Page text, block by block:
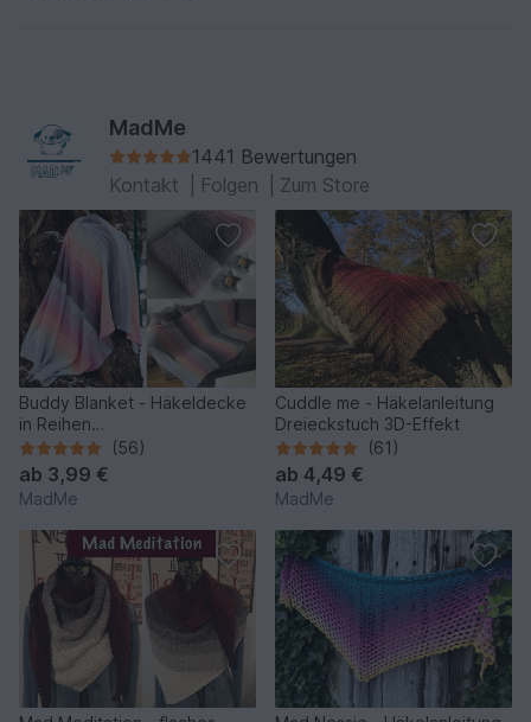
MadMe
1441 Bewertungen
Kontakt
Folgen Zum Store
Buddy Blanket - Häkeldecke
in Reihen
*anfängerfreundlich*
(56)
ab 3,99 €
MadMe
Cuddle me - Häkelanleitung
Dreieckstuch 3D-Effekt
(61)
ab 4,49 €
MadMe